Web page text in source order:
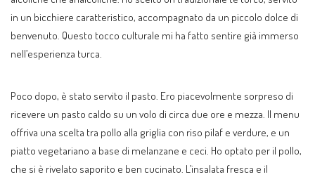
in un bicchiere caratteristico, accompagnato da un piccolo dolce di
benvenuto. Questo tocco culturale mi ha fatto sentire già immerso
nell’esperienza turca.
Poco dopo, è stato servito il pasto. Ero piacevolmente sorpreso di
ricevere un pasto caldo su un volo di circa due ore e mezza. Il menu
offriva una scelta tra pollo alla griglia con riso pilaf e verdure, e un
piatto vegetariano a base di melanzane e ceci. Ho optato per il pollo,
che si è rivelato saporito e ben cucinato. L’insalata fresca e il